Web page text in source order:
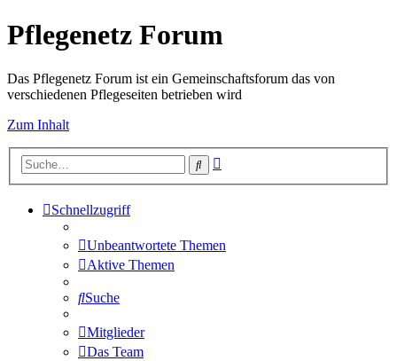
Pflegenetz Forum
Das Pflegenetz Forum ist ein Gemeinschaftsforum das von
verschiedenen Pflegeseiten betrieben wird
Zum Inhalt
Suche
Schnellzugriff
Unbeantwortete Themen
Aktive Themen
Suche
Mitglieder
Das Team